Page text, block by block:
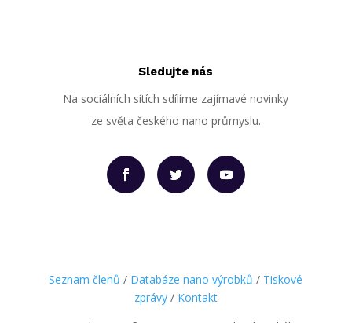
Sledujte nás
Na sociálních sítích sdílíme zajímavé novinky
ze světa českého nano průmyslu.
Seznam členů / Databáze nano výrobků / Tiskové
zprávy/ Kontakt